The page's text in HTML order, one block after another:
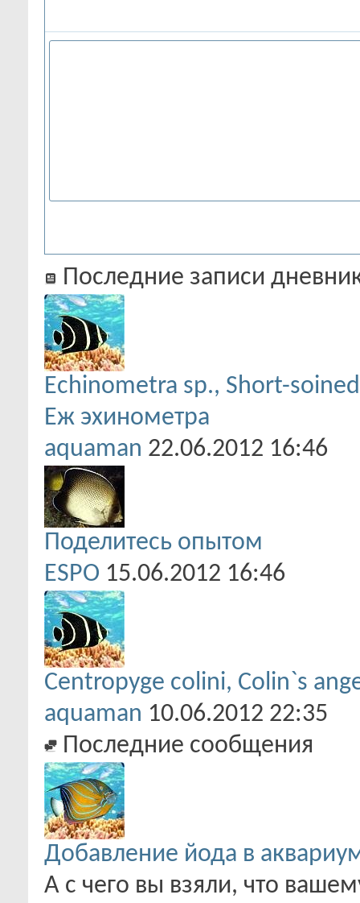
Последние записи
Echinometra sp., Short-
Еж эхинометра
aquaman 22.06.2012 16:46
Поделитесь опытом
ESPO 15.06.2012 16:46
Centropyge colini, Colin`s
aquaman 10.06.2012 22:35
Последние сообщения
Добавление йода в
А с чего вы взяли, что